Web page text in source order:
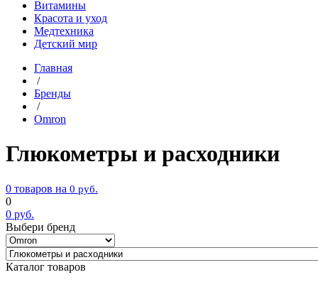
Витамины
Красота и уход
Медтехника
Детский мир
Главная
/
Бренды
/
Omron
Глюкометры и расходники
0 товаров на 0 руб.
0
0 руб.
Выбери бренд
Каталог товаров